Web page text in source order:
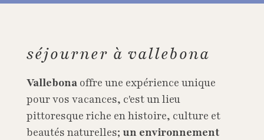
séjourner à vallebona
Vallebona offre une expérience unique
pour vos vacances, c'est un lieu
pittoresque riche en histoire, culture et
beautés naturelles; un environnement